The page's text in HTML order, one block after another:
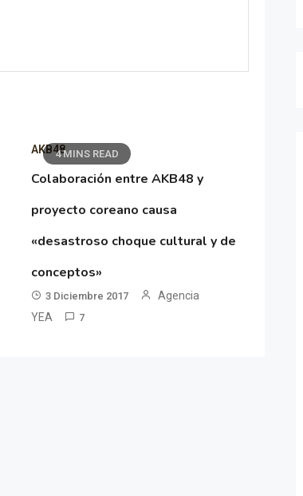
4 MINS READ
AKB48
Colaboración entre AKB48 y
proyecto coreano causa
«desastroso choque cultural y de
conceptos»
3 Diciembre 2017
Agencia
YEA
7